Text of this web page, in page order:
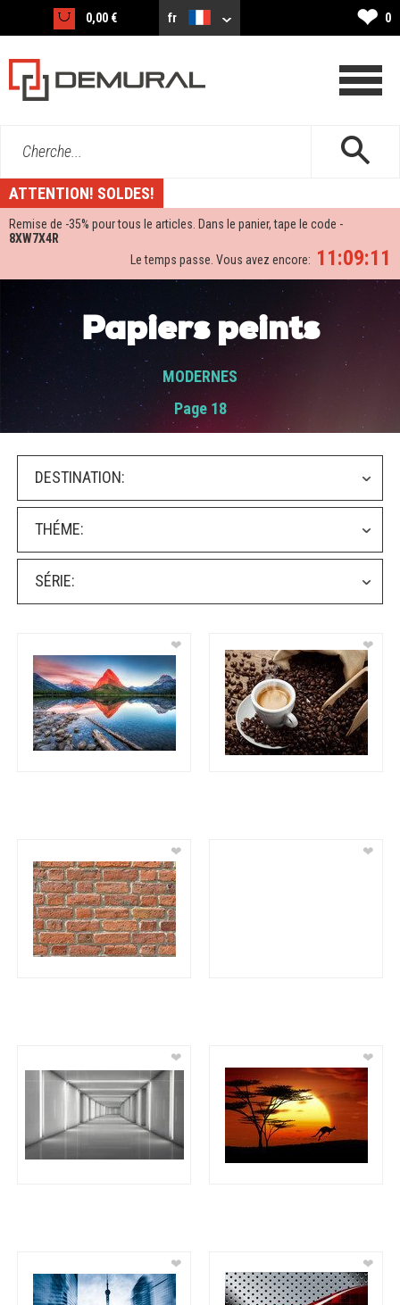
0,00 € fr ❤ 0
Cherche...
ATTENTION! SOLDES!
Remise de -35% pour tous le articles. Dans le panier, tape le code -
8XW7X4R
11:09:10
Le temps passe. Vous avez encore:
Papiers peints
MODERNES
Page 18
DESTINATION:
THÉME:
SÉRIE:
❤ ❤
❤ ❤
❤ ❤
❤ ❤